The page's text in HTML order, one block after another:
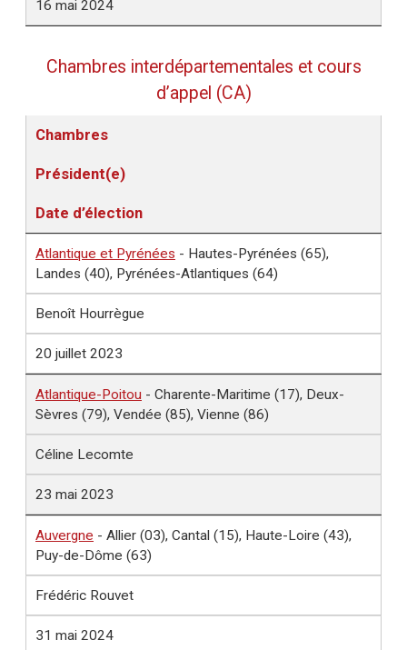
16 mai 2024
Chambres interdépartementales et cours
d’appel (CA)
Chambres
Président(e)
Date d’élection
Atlantique et Pyrénées - Hautes-Pyrénées (65),
Landes (40), Pyrénées-Atlantiques (64)
Benoît Hourrègue
20 juillet 2023
Atlantique-Poitou - Charente-Maritime (17), Deux-
Sèvres (79), Vendée (85), Vienne (86)
Céline Lecomte
23 mai 2023
Auvergne - Allier (03), Cantal (15), Haute-Loire (43),
Puy-de-Dôme (63)
Frédéric Rouvet
31 mai 2024